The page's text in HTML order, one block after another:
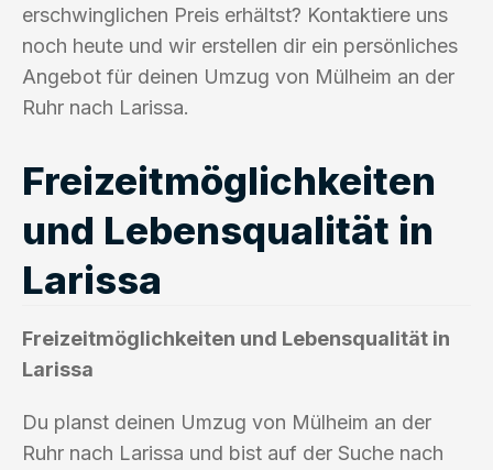
erschwinglichen Preis erhältst? Kontaktiere uns
noch heute und wir erstellen dir ein persönliches
Angebot für deinen Umzug von Mülheim an der
Ruhr nach Larissa.
Freizeitmöglichkeiten
und Lebensqualität in
Larissa
Freizeitmöglichkeiten und Lebensqualität in
Larissa
Du planst deinen Umzug von Mülheim an der
Ruhr nach Larissa und bist auf der Suche nach